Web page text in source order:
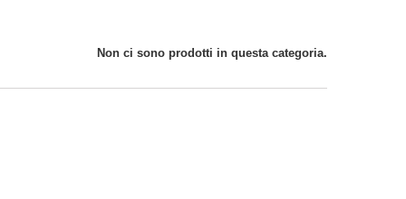
Non ci sono prodotti in questa categoria.